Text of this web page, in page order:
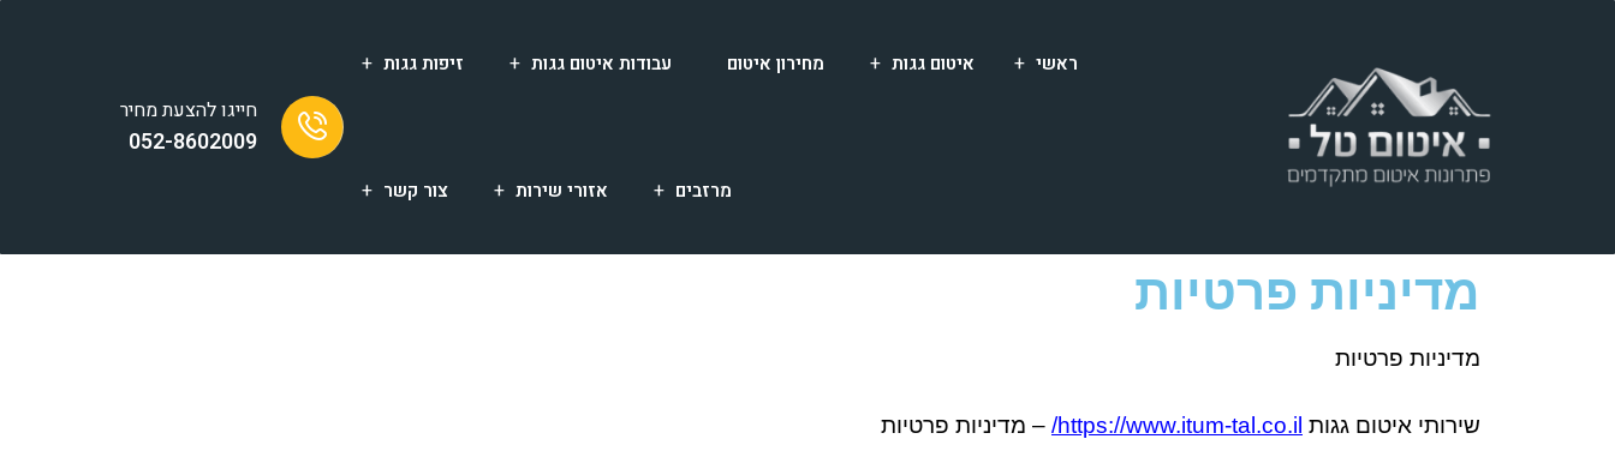
ראשי איטום גגות מחירון איטום עבודות איטום גגות זיפות גגות
מרזבים אזורי שירות צור קשר
חייגו להצעת מחיר
052-8602009
מדיניות פרטיות
מדיניות פרטיות
שירותי איטום גגות https://www.itum-tal.co.il/
– מדיניות פרטיות